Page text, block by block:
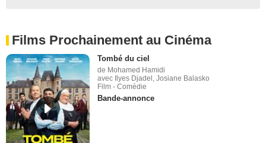
Films Prochainement au Cinéma
Tombé du ciel
de Mohamed Hamidi
avec Ilyes Djadel, Josiane Balasko
Film - Comédie
Bande-annonce